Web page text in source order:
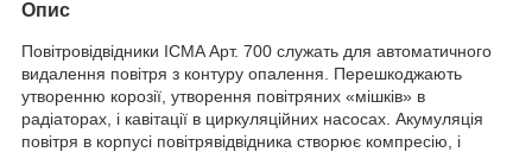
Опис
Повітровідвідники ICMA Арт. 700 служать для автоматичного
видалення повітря з контуру опалення. Перешкоджають
утворенню корозії, утворення повітряних «мішків» в
радіаторах, і кавітації в циркуляційних насосах. Акумуляція
повітря в корпусі повітрявідвідника створює компресію, і